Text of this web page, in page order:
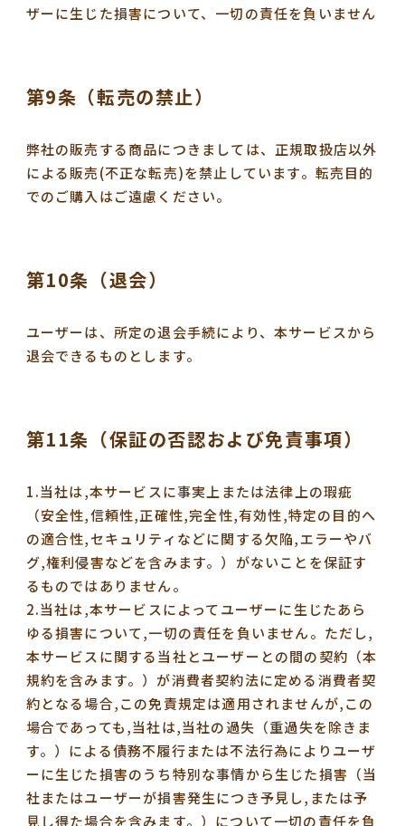
ザーに生じた損害について、一切の責任を負いません
第9条（転売の禁止）
弊社の販売する商品につきましては、正規取扱店以外
による販売(不正な転売)を禁止しています。転売目的
でのご購入はご遠慮ください。
第10条（退会）
ユーザーは、所定の退会手続により、本サービスから
退会できるものとします。
第11条（保証の否認および免責事項）
1.当社は,本サービスに事実上または法律上の瑕疵
（安全性,信頼性,正確性,完全性,有効性,特定の目的へ
の適合性,セキュリティなどに関する欠陥,エラーやバ
グ,権利侵害などを含みます。）がないことを保証す
るものではありません。
2.当社は,本サービスによってユーザーに生じたあら
ゆる損害について,一切の責任を負いません。ただし,
本サービスに関する当社とユーザーとの間の契約（本
規約を含みます。）が消費者契約法に定める消費者契
約となる場合,この免責規定は適用されませんが,この
場合であっても,当社は,当社の過失（重過失を除きま
す。）による債務不履行または不法行為によりユーザ
ーに生じた損害のうち特別な事情から生じた損害（当
社またはユーザーが損害発生につき予見し,または予
見し得た場合を含みます。）について一切の責任を負